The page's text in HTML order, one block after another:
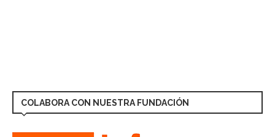
COLABORA CON NUESTRA FUNDACIÓN